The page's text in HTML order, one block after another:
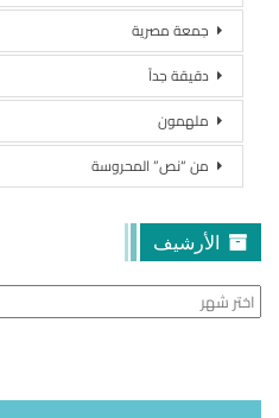
جمعة مصرية
دقيقة جداً
ملهمون
من “نص” المحروسة
الأرشيف
الأرشيف